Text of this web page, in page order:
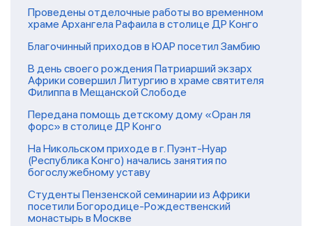
Проведены отделочные работы во временном
храме Архангела Рафаила в столице ДР Конго
Благочинный приходов в ЮАР посетил Замбию
В день своего рождения Патриарший экзарх
Африки совершил Литургию в храме святителя
Филиппа в Мещанской Слободе
Передана помощь детскому дому «Оран ля
форс» в столице ДР Конго
На Никольском приходе в г. Пуэнт-Нуар
(Республика Конго) начались занятия по
богослужебному уставу
Студенты Пензенской семинарии из Африки
посетили Богородице-Рождественский
монастырь в Москве